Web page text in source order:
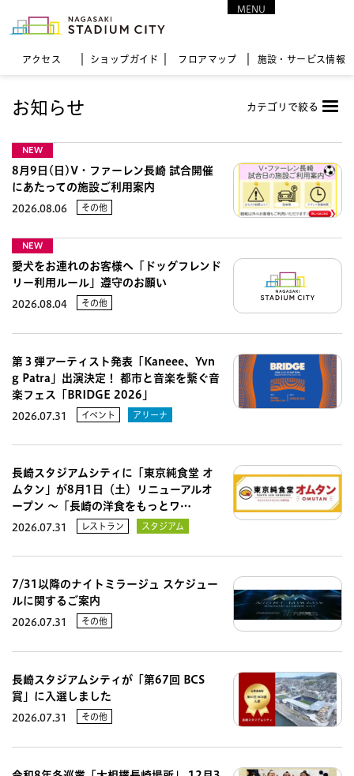
アクセス ショップガイド フロア マップ 施設・サービス情報
MENU
お知らせ カテゴリで絞る
NEW
8月9日(日)V・ファーレン長崎 試合開催
にあたっての施設ご利用案内
2026.08.06 その他
NEW
愛犬をお連れのお客様へ「ドッグフレンド
リー利用ルール」遵守のお願い
2026.08.04 その他
第３弾アーティスト発表「Kaneee、Yvn
g Patra」出演決定！ 都市と音楽を繋ぐ音
楽フェス「BRIDGE 2026」
2026.07.31 イベント アリーナ
長崎スタジアムシティに「東京純食堂 オ
ムタン」が8月1日（土）リニューアルオ
ープン 〜「長崎の洋食をもっとワ…
2026.07.31 レストラン スタジアム
7/31以降のナイトミラージュ スケジュー
ルに関するご案内
2026.07.31 その他
長崎スタジアムシティが「第67回 BCS
賞」に入選しました
2026.07.31 その他